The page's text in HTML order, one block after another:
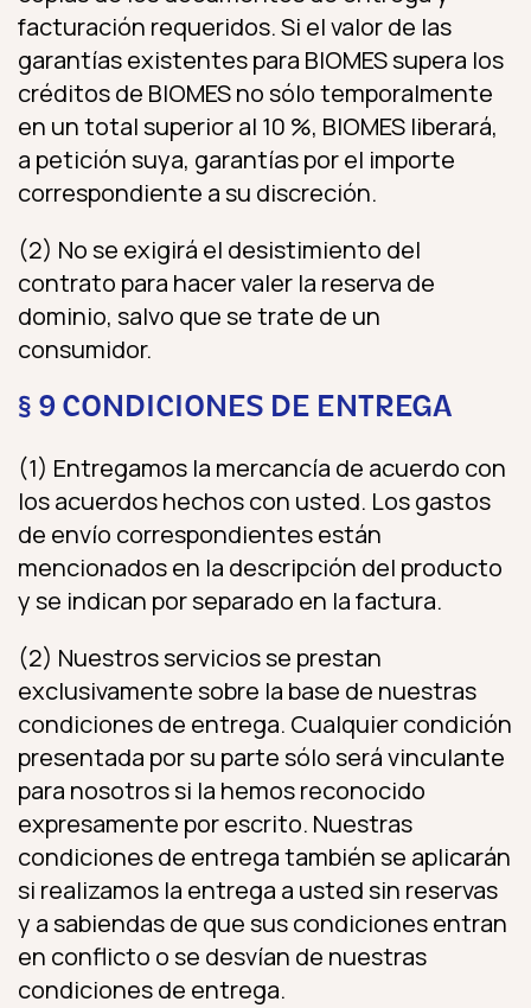
facturación requeridos. Si el valor de las
garantías existentes para BIOMES supera los
créditos de BIOMES no sólo temporalmente
en un total superior al 10 %, BIOMES liberará,
a petición suya, garantías por el importe
correspondiente a su discreción.
(2) No se exigirá el desistimiento del
contrato para hacer valer la reserva de
dominio, salvo que se trate de un
consumidor.
§ 9 CONDICIONES DE ENTREGA
(1) Entregamos la mercancía de acuerdo con
los acuerdos hechos con usted. Los gastos
de envío correspondientes están
mencionados en la descripción del producto
y se indican por separado en la factura.
(2) Nuestros servicios se prestan
exclusivamente sobre la base de nuestras
condiciones de entrega. Cualquier condición
presentada por su parte sólo será vinculante
para nosotros si la hemos reconocido
expresamente por escrito. Nuestras
condiciones de entrega también se aplicarán
si realizamos la entrega a usted sin reservas
y a sabiendas de que sus condiciones entran
en conflicto o se desvían de nuestras
condiciones de entrega.